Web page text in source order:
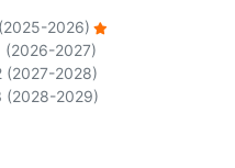
2026)
(2026-2027)
(2027-2028)
(2028-2029)